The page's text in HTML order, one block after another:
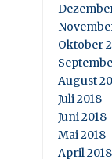
Oktober
August
Juli 2018
Juni 2018
Mai 2018
April 2018